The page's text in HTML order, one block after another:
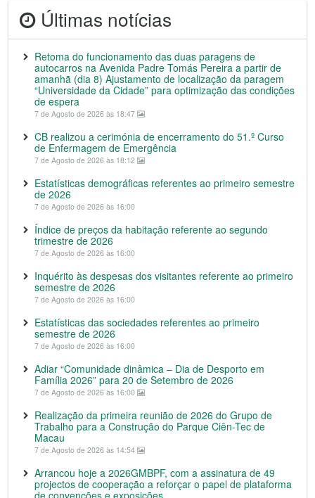
Últimas notícias
Retoma do funcionamento das duas paragens de
autocarros na Avenida Padre Tomás Pereira a partir de
amanhã (dia 8) Ajustamento de localização da paragem
“Universidade da Cidade” para optimização das condições
de espera
7 de Agosto de 2026 às 18:47
CB realizou a cerimónia de encerramento do 51.º Curso
de Enfermagem de Emergência
7 de Agosto de 2026 às 18:12
Estatísticas demográficas referentes ao primeiro semestre
de 2026
7 de Agosto de 2026 às 16:00
Índice de preços da habitação referente ao segundo
trimestre de 2026
7 de Agosto de 2026 às 16:00
Inquérito às despesas dos visitantes referente ao primeiro
semestre de 2026
7 de Agosto de 2026 às 16:00
Estatísticas das sociedades referentes ao primeiro
semestre de 2026
7 de Agosto de 2026 às 16:00
Adiar “Comunidade dinâmica – Dia de Desporto em
Família 2026” para 20 de Setembro de 2026
7 de Agosto de 2026 às 16:00
Realização da primeira reunião de 2026 do Grupo de
Trabalho para a Construção do Parque Ciên-Tec de
Macau
7 de Agosto de 2026 às 14:54
Arrancou hoje a 2026GMBPF, com a assinatura de 49
projectos de cooperação a reforçar o papel de plataforma
de convenções e exposições